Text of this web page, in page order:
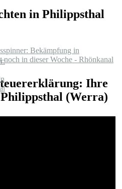
in Philippsthal
Bekämpfung in
noch in dieser Woche - Rhönkanal
Ihre
(Werra)